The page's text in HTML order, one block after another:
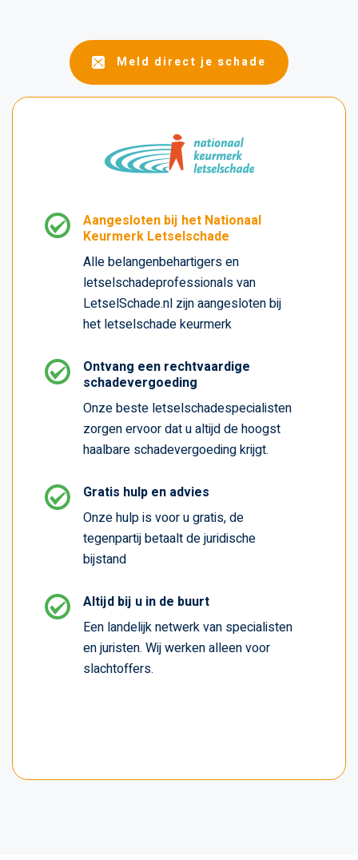
Meld direct je schade
Aangesloten bij het Nationaal
Keurmerk Letselschade
Alle belangenbehartigers en
letselschadeprofessionals van
LetselSchade.nl zijn aangesloten bij
het letselschade keurmerk
Ontvang een rechtvaardige
schadevergoeding
Onze beste letselschadespecialisten
zorgen ervoor dat u altijd de hoogst
haalbare schadevergoeding krijgt.
Gratis hulp en advies
Onze hulp is voor u gratis, de
tegenpartij betaalt de juridische
bijstand
Altijd bij u in de buurt
Een landelijk netwerk van specialisten
en juristen. Wij werken alleen voor
slachtoffers.